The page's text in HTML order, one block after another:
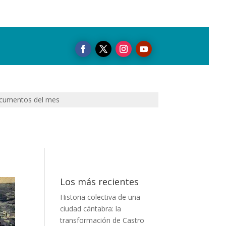
del mes
Los más recientes
Historia colectiva de una
ciudad cántabra: la
transformación de Castro